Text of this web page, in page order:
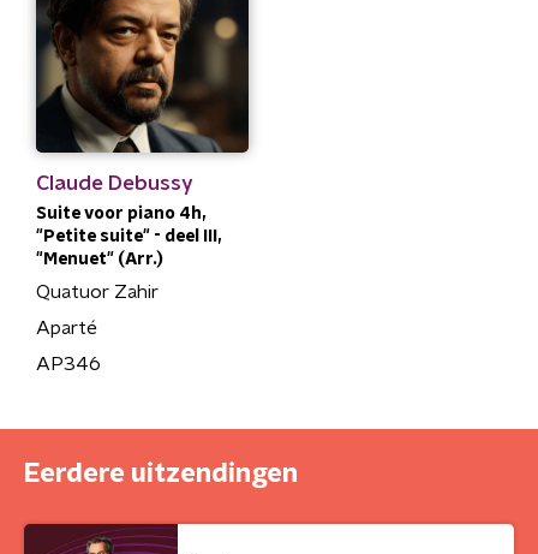
Claude Debussy
Suite voor piano 4h,
"Petite suite" - deel III,
"Menuet" (Arr.)
Quatuor Zahir
Aparté
AP346
Eerdere uitzendingen